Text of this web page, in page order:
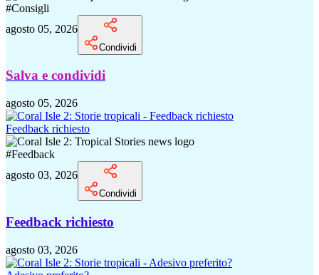
#Consigli
agosto 05, 2026
Condividi
Salva e condividi
agosto 05, 2026
Feedback richiesto
#Feedback
agosto 03, 2026
Condividi
Feedback richiesto
agosto 03, 2026